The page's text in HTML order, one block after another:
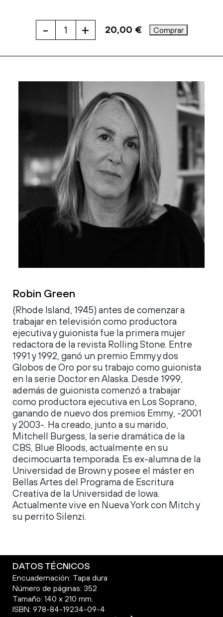
LA
ÚNICA
cantidad
- + 20,00 € Comprar
Robin Green
(Rhode Island, 1945) antes de comenzar a
trabajar en televisión como productora
ejecutiva y guionista fue la primera mujer
redactora de la revista Rolling Stone. Entre
1991 y 1992, ganó un premio Emmy y dos
Globos de Oro por su trabajo como guionista
en la serie Doctor en Alaska. Desde 1999,
además de guionista comenzó a trabajar
como productora ejecutiva en Los Soprano,
ganando de nuevo dos premios Emmy, -2001
y 2003-. Ha creado, junto a su marido,
Mitchell Burgess, la serie dramática de la
CBS, Blue Bloods, actualmente en su
decimocuarta temporada. Es ex-alumna de la
Universidad de Brown y posee el máster en
Bellas Artes del Programa de Escritura
Creativa de la Universidad de Iowa.
Actualmente vive en Nueva York con Mitch y
su perrito Silenzi.
DATOS TÉCNICOS
Encuadernación: Tapa dura
Número de páginas: 352
Tamaño: 140 x 210 mm.
ISBN: 978-84-19234-09-4